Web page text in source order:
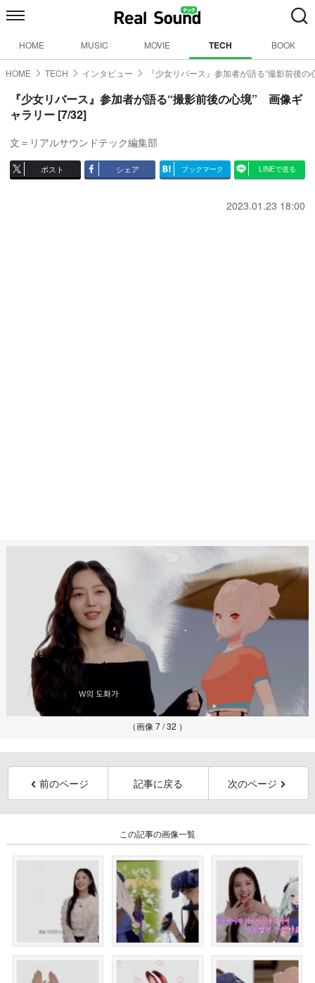
HOME MUSIC MOVIE TECH BOOK
HOME TECH インタビュー 『少女リバース』参加者が語る“撮影前後の
『少女リバース』参加者が語る“撮影前後の心境” 画像ギ
ャラリー [7/32]
文＝リアルサウンドテック編集部
ポスト シェア ブックマーク LINEで送る
2023.01.23 18:00
（画像 7 / 32 ）
前のページ 記事に戻る 次のページ
この記事の画像一覧